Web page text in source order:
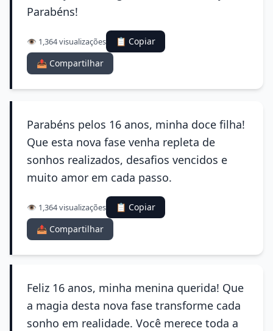
Parabéns!
👁️ 1,364 visualizações
📋 Copiar
📤 Compartilhar
Parabéns pelos 16 anos, minha doce filha!
Que esta nova fase venha repleta de
sonhos realizados, desafios vencidos e
muito amor em cada passo.
👁️ 1,364 visualizações
📋 Copiar
📤 Compartilhar
Feliz 16 anos, minha menina querida! Que
a magia desta nova fase transforme cada
sonho em realidade. Você merece toda a